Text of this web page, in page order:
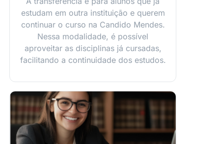
estudam em outra instituição e querem
continuar o curso na Candido Mendes.
Nessa modalidade, é possível
aproveitar as disciplinas já cursadas,
facilitando a continuidade dos estudos.